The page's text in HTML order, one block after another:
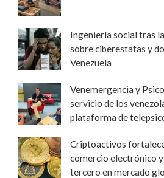
Ingeniería social tras
sobre ciberestafas y
Venezuela
Venemergencia y
servicio de los
plataforma de
Criptoactivos
comercio electrónico
tercero en mercado